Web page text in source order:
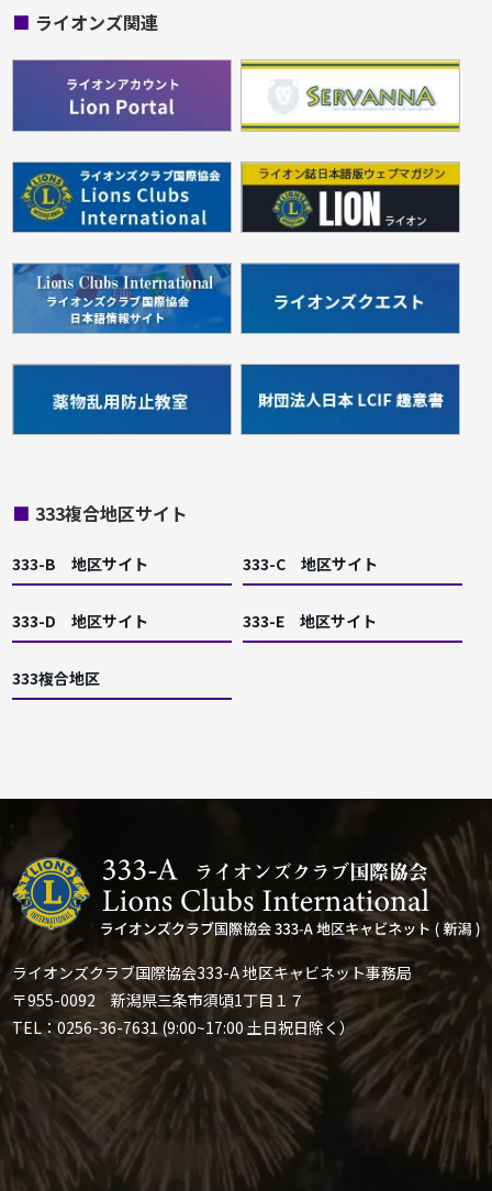
■ ライオンズ関連
■ 333複合地区サイト
333-B 地区サイト 333-C 地区サイト
333-D 地区サイト 333-E 地区サイト
333複合地区
ライオンズクラブ国際協会333-A 地区キャビネット事務局
〒955-0092 新潟県三条市須頃1丁目１７
TEL：0256-36-7631 (9:00~17:00 土日祝日除く）